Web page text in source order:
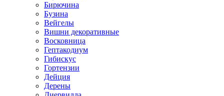
Бирючина
Бузина
Вейгелы
Вишни декоративные
Восковница
Гептакодиум
Гибискус
Гортензии
Дейция
Дерены